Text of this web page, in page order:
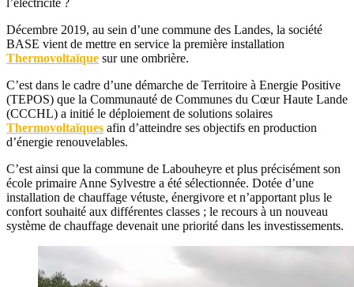
Décembre 2019, au sein d’une commune des Landes, la société
BASE vient de mettre en service la première installation
Thermovoltaïque sur une ombrière.
C’est dans le cadre d’une démarche de Territoire à Energie Positive
(TEPOS) que la Communauté de Communes du Cœur Haute Lande
(CCCHL) a initié le déploiement de solutions solaires
Thermovoltaïques afin d’atteindre ses objectifs en production
d’énergie renouvelables.
C’est ainsi que la commune de Labouheyre et plus précisément son
école primaire Anne Sylvestre a été sélectionnée. Dotée d’une
installation de chauffage vétuste, énergivore et n’apportant plus le
confort souhaité aux différentes classes ; le recours à un nouveau
système de chauffage devenait une priorité dans les investissements.